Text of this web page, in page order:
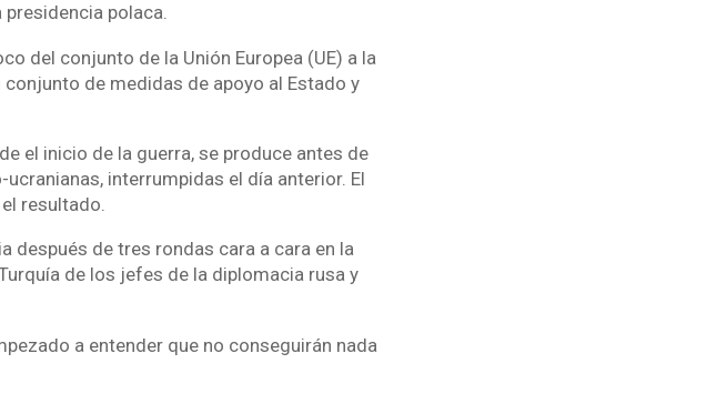
polaca.
del conjunto de la Unión Europea (UE) a la
de medidas de apoyo al Estado y
el inicio de la guerra, se produce antes de
interrumpidas el día anterior. El
resultado.
después de tres rondas cara a cara en la
de los jefes de la diplomacia rusa y
a entender que no conseguirán nada